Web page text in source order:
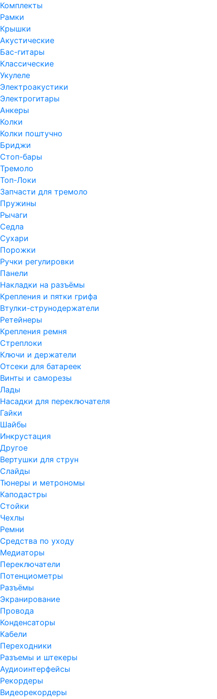
Комплекты
Рамки
Крышки
Акустические
Бас-гитары
Классические
Укулеле
Электроакустики
Электрогитары
Анкеры
Колки
Колки поштучно
Бриджи
Стоп-бары
Тремоло
Топ-Локи
Запчасти для тремоло
Пружины
Рычаги
Седла
Сухари
Порожки
Ручки регулировки
Панели
Накладки на разъёмы
Крепления и пятки грифа
Втулки-струнодержатели
Ретейнеры
Крепления ремня
Стреплоки
Ключи и держатели
Отсеки для батареек
Винты и саморезы
Лады
Насадки для переключателя
Гайки
Шайбы
Инкрустация
Другое
Вертушки для струн
Слайды
Тюнеры и метрономы
Каподастры
Стойки
Чехлы
Ремни
Средства по уходу
Медиаторы
Переключатели
Потенциометры
Разъёмы
Экранирование
Провода
Конденсаторы
Кабели
Переходники
Разъемы и штекеры
Аудиоинтерфейсы
Рекордеры
Видеорекордеры